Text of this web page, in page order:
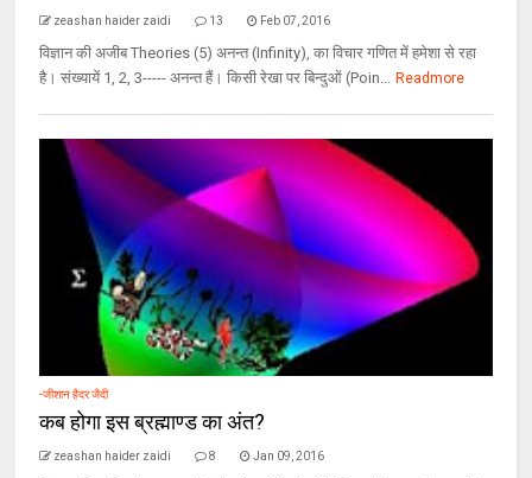
zeashan haider zaidi 13 Feb 07, 2016
विज्ञान की अजीब Theories (5) अनन्त (Infinity), का विचार गणित में हमेशा से रहा
है। संख्यायें 1, 2, 3----- अनन्त हैं। किसी रेखा पर बिन्दुओं (Poin... Readmore
-जीशान हैदर जैदी
कब होगा इस ब्रह्माण्ड का अंत?
zeashan haider zaidi 8 Jan 09, 2016